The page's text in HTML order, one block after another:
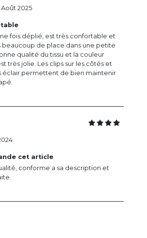
fois déplié, est très confortable et
beaucoup de place dans une petite
qualité du tissu et la couleur
très jolie. Les clips sur les côtés et
éclair permettent de bien maintenir
2025
cet article
conforme a sa description et